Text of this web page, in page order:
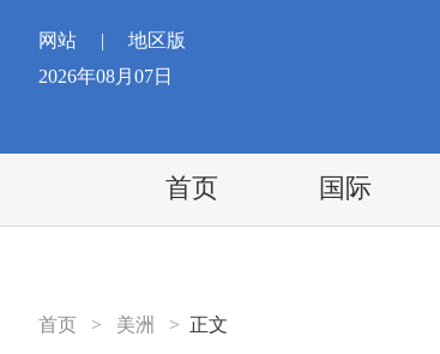
网站 |
地区版
2026年08月07日
首页 国际
首页 > 美洲 > 正文